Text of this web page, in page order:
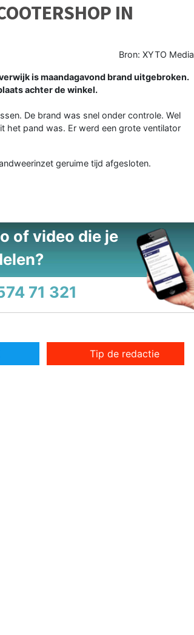
IN
Bron: XYTO Media
is maandagavond brand uitgebroken.
achter de winkel.
De brand was snel onder controle. Wel
het pand was. Er werd een grote ventilator
geruime tijd afgesloten.
of video die je
71 321
Tip de redactie